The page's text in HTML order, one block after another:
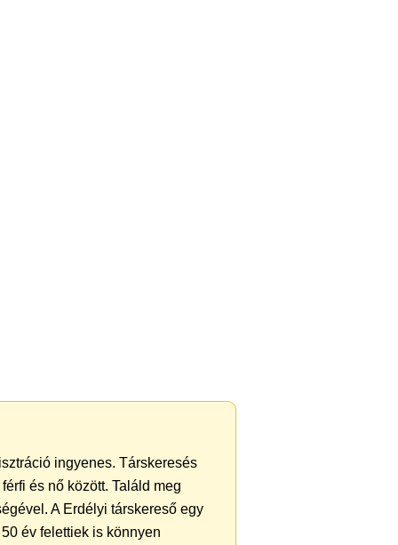
ingyenes. Társkeresés
és nő között. Találd meg
A Erdélyi társkereső egy
év felettiek is könnyen